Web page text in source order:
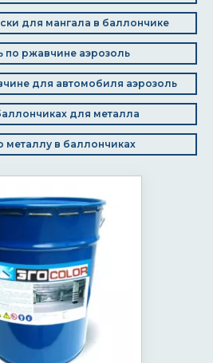
для мангала в баллончике
по ржавчине аэрозоль
для автомобиля аэрозоль
для металла
металлу в баллончиках